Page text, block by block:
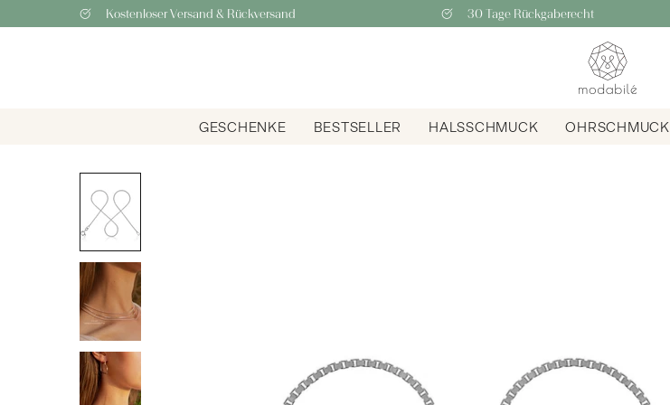
Kostenloser Versand & Rückversand 30 Tage Rückgaberecht
GESCHENKE BESTSELLER HALSSCHMUCK OHRSCHMUCK